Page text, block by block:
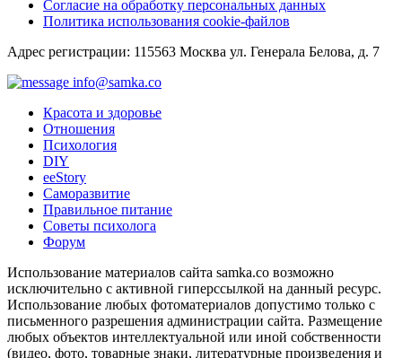
Согласие на обработку персональных данных
Политика использования cookie-файлов
Адрес регистрации: 115563 Москва ул. Генерала Белова, д. 7
info@samka.co
Красота и здоровье
Отношения
Психология
DIY
ееStory
Саморазвитие
Правильное питание
Советы психолога
Форум
Использование материалов сайта samka.co возможно
исключительно с активной гиперссылкой на данный ресурс.
Использование любых фотоматериалов допустимо только с
письменного разрешения администрации сайта. Размещение
любых объектов интеллектуальной или иной собственности
(видео, фото, товарные знаки, литературные произведения и